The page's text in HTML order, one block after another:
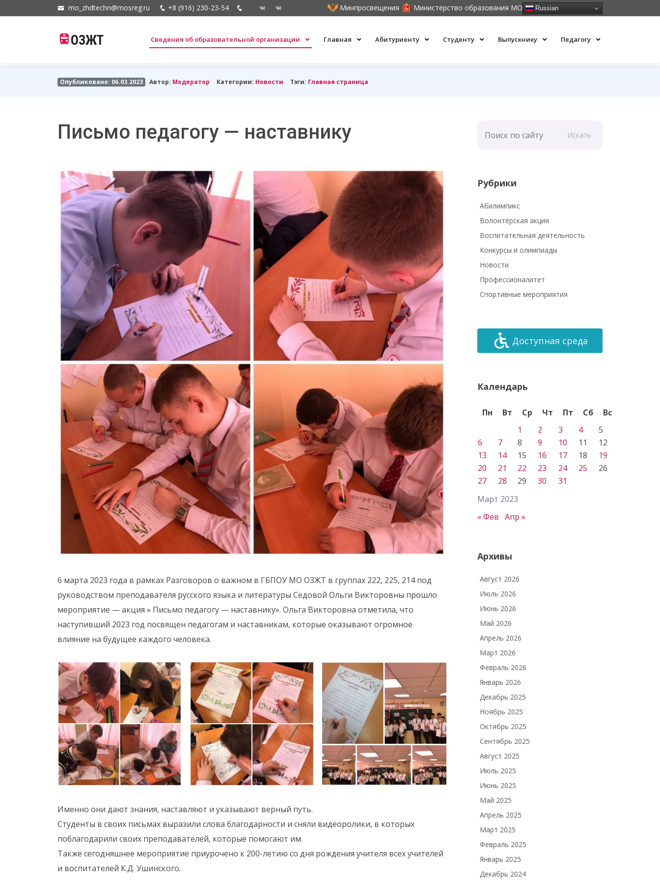
mo_zhdtechn@mosreg.ru +8 (916) 230-23-54 Минпросвещения Министерство образования МО Russian
ОЗЖТ Сведения об образовательной организации Главная Абитуриенту Студенту Выпускнику Педагогу
Опубликовано: 06.03.2023 Автор: Модератор Категории: Новости Тэги: Главная страница
Письмо педагогу — наставнику
6 марта 2023 года в рамках Разговоров о важном в ГБПОУ МО ОЗЖТ в группах 222, 225, 214 под
руководством преподавателя русского языка и литературы Седовой Ольги Викторовны прошло
мероприятие — акция » Письмо педагогу — наставнику». Ольга Викторовна отметила, что
наступивший 2023 год посвящен педагогам и наставникам, которые оказывают огромное
влияние на будущее каждого человека.
Именно они дают знания, наставляют и указывают верный путь.
Студенты в своих письмах выразили слова благодарности и сняли видеоролики, в которых
поблагодарили своих преподавателей, которые помогают им.
Также сегодняшнее мероприятие приурочено к 200-летию со дня рождения учителя всех учителей
и воспитателей К.Д. Ушинского.
Искать
Рубрики
Абилимпикс
Волонтёрская акция
Воспитательная деятельность
Конкурсы и олимпиады
Новости
Профессионалитет
Спортивные мероприятия
Доступная среда
Календарь
Март 2023
Пн Вт Ср Чт Пт Сб
Вс
1
2 3 4
5
6
7 8 9 10 11
12
13
14 15 16 17 18
19
20
21 22 23 24 25
26
27
28 29 30 31
« Фев Апр »
Архивы
Август 2026
Июль 2026
Июнь 2026
Май 2026
Апрель 2026
Март 2026
Февраль 2026
Январь 2026
Декабрь 2025
Ноябрь 2025
Октябрь 2025
Сентябрь 2025
Август 2025
Июль 2025
Июнь 2025
Май 2025
Апрель 2025
Март 2025
Февраль 2025
Январь 2025
Декабрь 2024